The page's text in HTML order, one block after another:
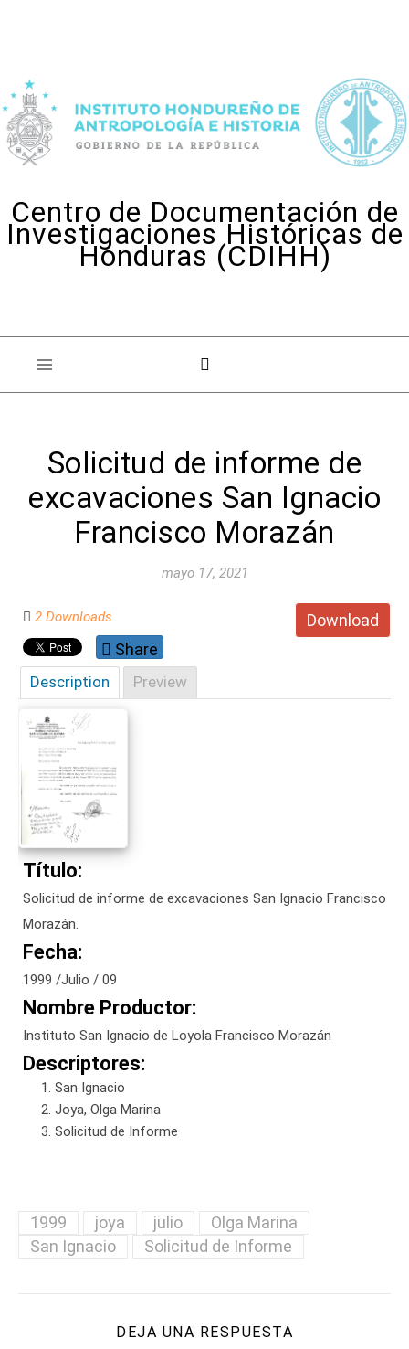
Centro de Documentación de
Investigaciones Históricas de
Honduras (CDIHH)
Solicitud de informe de
excavaciones San Ignacio
Francisco Morazán
mayo 17, 2021
Download
2 Downloads
Share
Description Preview
Título:
Solicitud de informe de excavaciones San Ignacio Francisco
Morazán.
Fecha:
1999 /Julio / 09
Nombre Productor:
Instituto San Ignacio de Loyola Francisco Morazán
Descriptores:
San Ignacio
Joya, Olga Marina
Solicitud de Informe
1999 joya julio
Olga Marina
San Ignacio
Solicitud de Informe
DEJA UNA RESPUESTA